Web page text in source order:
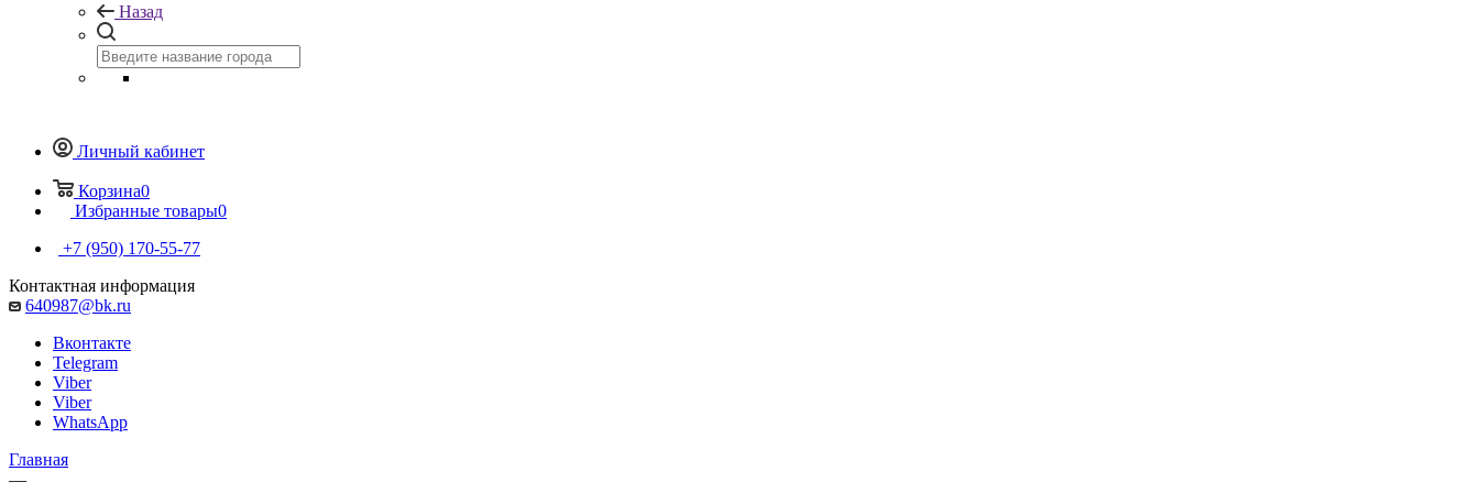
Назад
Личный кабинет
Корзина0
Избранные товары0
+7 (950) 170-55-77
Контактная информация
640987@bk.ru
Вконтакте
Telegram
Viber
Viber
WhatsApp
Главная
—